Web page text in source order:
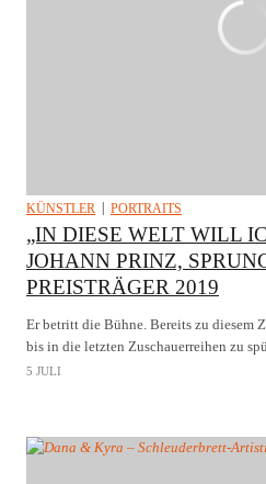
KÜNSTLER PORTRAITS
„IN DIESE WELT WILL
JOHANN PRINZ,
PREISTRÄGER 2019
Er betritt die Bühne. Bereits zu diesem
bis in die letzten Zuschauerreihen zu
5 JULI